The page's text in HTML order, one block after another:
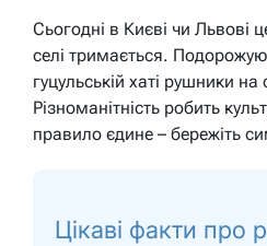
Сьогодні в Києві чи Львові
селі тримається.
гуцульській хаті рушники на
Різноманітність робить
правило єдине – бережіть
Цікаві факти про